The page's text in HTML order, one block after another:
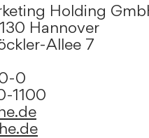
Holding
Hannover
Allee 7
0
1100